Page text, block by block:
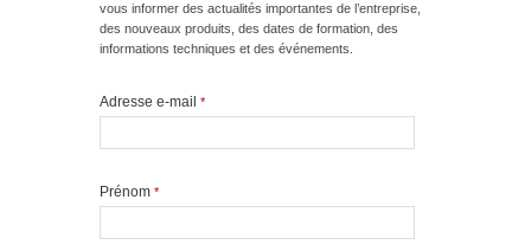
vous informer des actualités importantes de l’entreprise,
des nouveaux produits, des dates de formation, des
informations techniques et des événements.
Adresse e-mail *
Prénom *